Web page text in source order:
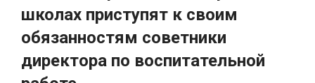
школах приступят к своим
обязанностям советники
директора по воспитательной